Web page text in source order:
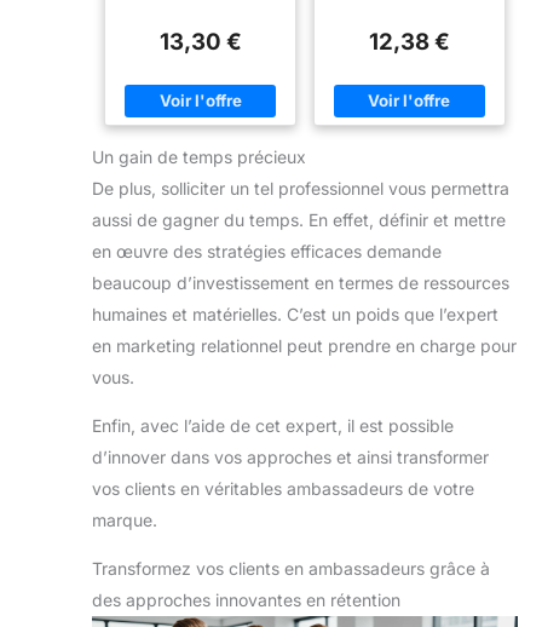
Entrepreneurs Who
Want High Paying
Speaking Gigs
(Influencer
Marketing and
13,30 € 12,38 €
Un gain de temps précieux
De plus, solliciter un tel professionnel vous permettra
aussi de gagner du temps. En effet, définir et mettre
en œuvre des stratégies efficaces demande
beaucoup d’investissement en termes de ressources
humaines et matérielles. C’est un poids que l’expert
en marketing relationnel peut prendre en charge pour
vous.
Enfin, avec l’aide de cet expert, il est possible
d’innover dans vos approches et ainsi transformer
vos clients en véritables ambassadeurs de votre
marque.
Transformez vos clients en ambassadeurs grâce à
des approches innovantes en rétention